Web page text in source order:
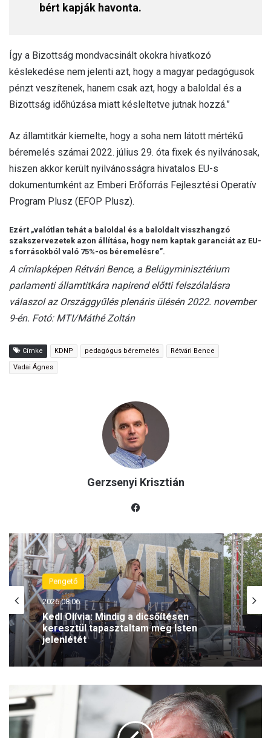
bért kapják havonta.
Így a Bizottság mondvacsinált okokra hivatkozó
késlekedése nem jelenti azt, hogy a magyar pedagógusok
pénzt veszítenek, hanem csak azt, hogy a baloldal és a
Bizottság időhúzása miatt késleltetve jutnak hozzá.”
Az államtitkár kiemelte, hogy a soha nem látott mértékű
béremelés számai 2022. július 29. óta fixek és nyilvánosak,
hiszen akkor került nyilvánosságra hivatalos EU-s
dokumentumként az Emberi Erőforrás Fejlesztési Operatív
Program Plusz (EFOP Plusz).
Ezért „valótlan tehát a baloldal és a baloldalt visszhangzó
szakszervezetek azon állítása, hogy nem kaptak garanciát az EU-
s forrásokból való 75%-os béremelésre”.
A címlapképen Rétvári Bence, a Belügyminisztérium
parlamenti államtitkára napirend előtti felszólalásra
válaszol az Országgyűlés plenáris ülésén 2022. november
9-én. Fotó: MTI/Máthé Zoltán
Címke KDNP pedagógus béremelés Rétvári Bence
Vadai Ágnes
Gerzsenyi Krisztián
oo
k
Pengető
2026.08.06.
Kedl Olívia: Mindig a dicsőítésen
keresztül tapasztaltam meg Isten
jelenlétét
z
E